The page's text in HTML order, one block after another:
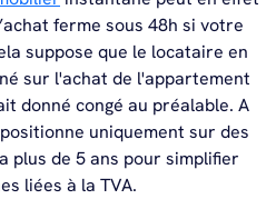
ferme sous 48h si votre
suppose que le locataire en
sur l'achat de l'appartement
donné congé au préalable. A
uniquement sur des
plus de 5 ans pour simplifier
liées à la TVA.